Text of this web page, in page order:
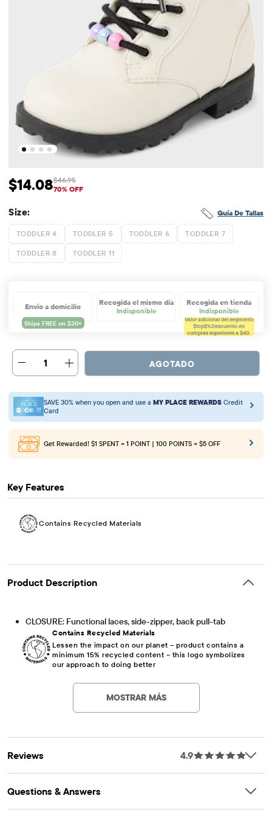
Precio de venta: $14.08
$14.08 Precio original: $46.95
$46.95
70% OFF
Guía De Tallas
Size:
TODDLER 4 TODDLER 5 TODDLER 6 TODDLER 7
TODDLER 8 TODDLER 11
Envío a domicilio Recogida el mismo día
Indisponible
Recogida en tienda
Indisponible
Valor adicional del segmento
$tcp$%Descuento en
compras superiores a $40.
1 AGOTADO
SAVE 30% when you open and use a MY PLACE REWARDS Credit
Card
Get Rewarded! $1 SPENT = 1 POINT | 100 POINTS = $5 OFF
Key Features
Contains Recycled Materials
Product Description
CLOSURE: Functional laces, side-zipper, back pull-tab
Contains Recycled Materials
Lessen the impact on our planet – product contains a
minimum 15% recycled content – this logo symbolizes
our approach to doing better
MOSTRAR MÁS
Reviews 4.9
Questions & Answers